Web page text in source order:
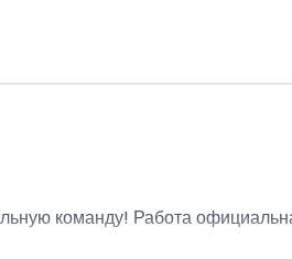
команду! Работа